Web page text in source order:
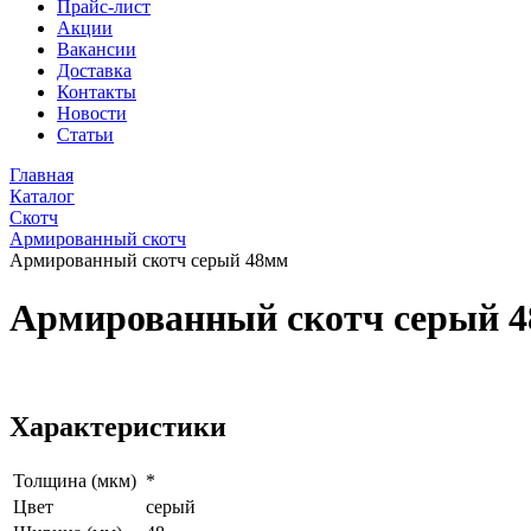
Прайс-лист
Акции
Вакансии
Доставка
Контакты
Новости
Статьи
Главная
Каталог
Скотч
Армированный скотч
Армированный скотч серый 48мм
Армированный скотч серый
Характеристики
Толщина (мкм) *
Цвет
серый